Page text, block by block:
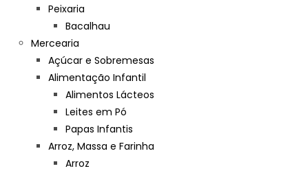
Peixaria
Bacalhau
Mercearia
Açúcar e Sobremesas
Alimentação Infantil
Alimentos Lácteos
Leites em Pó
Papas Infantis
Arroz, Massa e Farinha
Arroz